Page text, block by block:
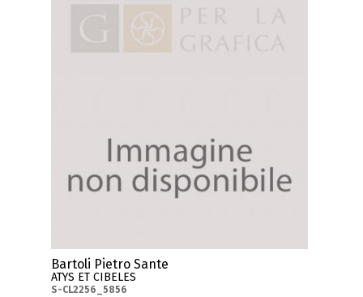
Bartoli Pietro Sante
ATYS ET CIBELES
S-CL2256_5856